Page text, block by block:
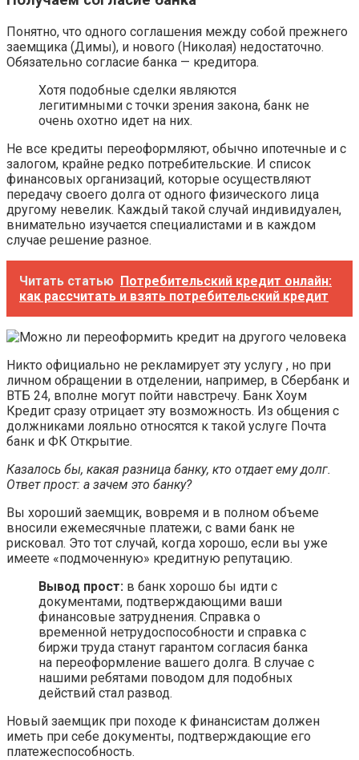
Понятно, что одного соглашения между собой прежнего
заемщика (Димы), и нового (Николая) недостаточно.
Обязательно согласие банка — кредитора.
Хотя подобные сделки являются
легитимными с точки зрения закона, банк не
очень охотно идет на них.
Не все кредиты переоформляют, обычно ипотечные и с
залогом, крайне редко потребительские. И список
финансовых организаций, которые осуществляют
передачу своего долга от одного физического лица
другому невелик. Каждый такой случай индивидуален,
внимательно изучается специалистами и в каждом
случае решение разное.
Читать статью Потребительский кредит онлайн:
как рассчитать и взять потребительский кредит
Никто официально не рекламирует эту услугу , но при
личном обращении в отделении, например, в Сбербанк и
ВТБ 24, вполне могут пойти навстречу. Банк Хоум
Кредит сразу отрицает эту возможность. Из общения с
должниками лояльно относятся к такой услуге Почта
банк и ФК Открытие.
Казалось бы, какая разница банку, кто отдает ему долг.
Ответ прост: а зачем это банку?
Вы хороший заемщик, вовремя и в полном объеме
вносили ежемесячные платежи, с вами банк не
рисковал. Это тот случай, когда хорошо, если вы уже
имеете «подмоченную» кредитную репутацию.
Вывод прост: в банк хорошо бы идти с
документами, подтверждающими ваши
финансовые затруднения. Справка о
временной нетрудоспособности и справка с
биржи труда станут гарантом согласия банка
на переоформление вашего долга. В случае с
нашими ребятами поводом для подобных
действий стал развод.
Новый заемщик при походе к финансистам должен
иметь при себе документы, подтверждающие его
платежеспособность.